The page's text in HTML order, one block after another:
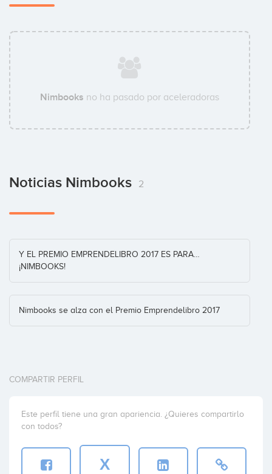
Nimbooks no ha pasado por aceleradoras
Noticias Nimbooks 2
Y EL PREMIO EMPRENDELIBRO 2017 ES PARA…
¡NIMBOOKS!
Nimbooks se alza con el Premio Emprendelibro 2017
COMPARTIR PERFIL
Este perfil tiene una gran apariencia. ¿Quieres compartirlo
con todos?
X